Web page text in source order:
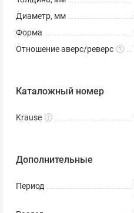
Диаметр, мм
Форма
Отношение аверс/реверс
Каталожный номер
Krause
Дополнительные
Период